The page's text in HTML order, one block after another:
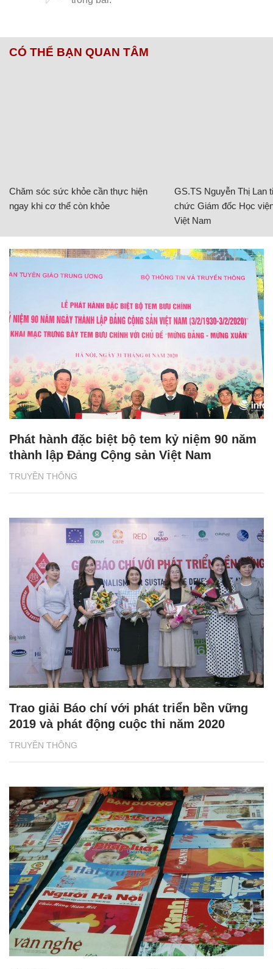
CÓ THỂ BẠN QUAN TÂM
Chăm sóc sức khỏe cần thực hiện
ngay khi cơ thể còn khỏe
GS.TS Nguyễn Thị Lan
chức Giám đốc Học
Việt Nam
TRUYỀN THÔNG
Phát hành đặc biệt bộ tem kỷ niệm 90 năm
thành lập Đảng Cộng sản Việt Nam
TRUYỀN THÔNG
Trao giải Báo chí với phát triển bền vững
2019 và phát động cuộc thi năm 2020